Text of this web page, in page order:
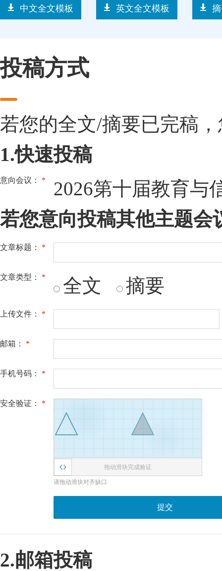
中文全文模板 英文全文模板
投稿方式
若您的全文/摘要已完稿
1.快速投稿
意向会议： *
2026第十届教育与
若您意向投稿其他主题会
文章标题： *
文章类型： * 全文 摘要
上传文件： *
邮箱： *
手机号码： *
安全验证： *
拖动滑块完成验证
请拖动滑块对齐缺口
提交
2.邮箱投稿